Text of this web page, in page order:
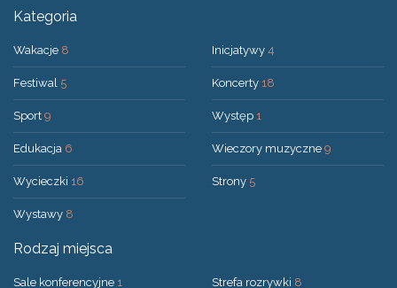
Kategoria
Wakacje 8
Festiwal 5
Sport 9
Edukacja 6
Wycieczki 16
Wystawy 8
Inicjatywy 4
Koncerty 18
Występ 1
Wieczory muzyczne 9
Strony 5
Rodzaj miejsca
Sale konferencyjne 1 Strefa rozrywki 8